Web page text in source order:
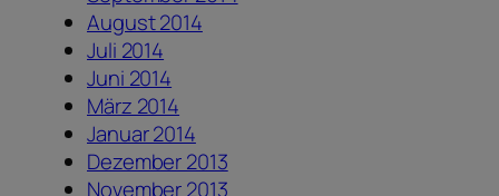
August 2014
Juli 2014
Juni 2014
März 2014
Januar 2014
Dezember 2013
November 2013